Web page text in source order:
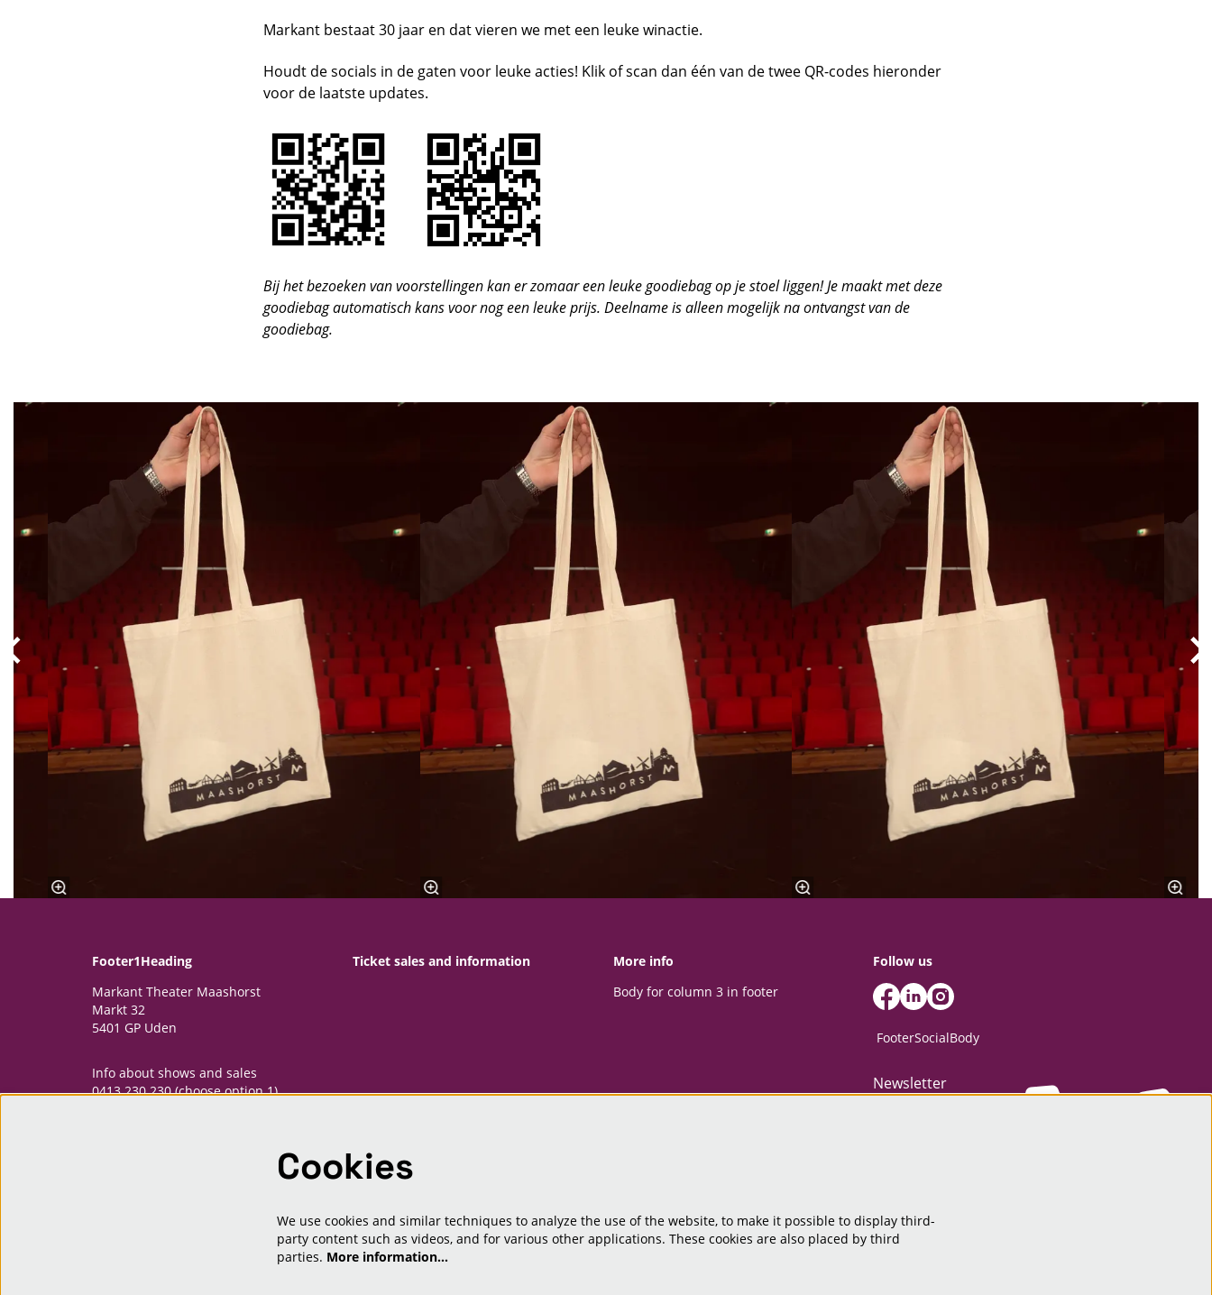
Markant bestaat 30 jaar en dat vieren we met een leuke winactie.
Houdt de socials in de gaten voor leuke acties! Klik of scan dan één van de twee QR-codes hieronder
voor de laatste updates.
Bij het bezoeken van voorstellingen kan er zomaar een leuke goodiebag op je stoel liggen! Je maakt met deze
goodiebag automatisch kans voor nog een leuke prijs. Deelname is alleen mogelijk na ontvangst van de
goodiebag.
Skip
Footer1Heading
Markant Theater Maashorst
Markt 32
5401 GP Uden
Info about shows and sales
0413 230 230 (choose option 1)
Ticket sales and information
More info
Body for column 3 in footer
Follow us
FooterSocialBody
Newsletter
This site is protected by reCAPTCHA, data processing occurs in accordance
with the
Cookies
We use cookies and similar techniques to analyze the use of the website, to make it possible to display third-
party content such as videos, and for various other applications. These cookies are also placed by third
parties. More information…